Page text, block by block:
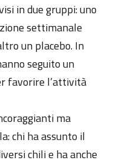
in due gruppi: uno
settimanale
un placebo. In
seguito un
favorire l’attività
ma
chi ha assunto il
chili e ha anche